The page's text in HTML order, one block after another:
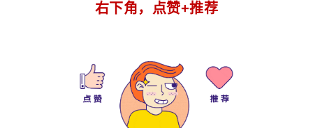
右下角，点赞+推荐